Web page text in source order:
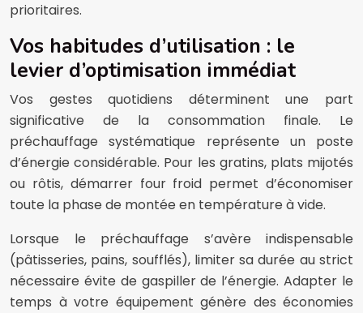
prioritaires.
Vos habitudes d’utilisation : le
levier d’optimisation immédiat
Vos gestes quotidiens déterminent une part
significative de la consommation finale. Le
préchauffage systématique représente un poste
d’énergie considérable. Pour les gratins, plats mijotés
ou rôtis, démarrer four froid permet d’économiser
toute la phase de montée en température à vide.
Lorsque le préchauffage s’avère indispensable
(pâtisseries, pains, soufflés), limiter sa durée au strict
nécessaire évite de gaspiller de l’énergie. Adapter le
temps à votre équipement génère des économies